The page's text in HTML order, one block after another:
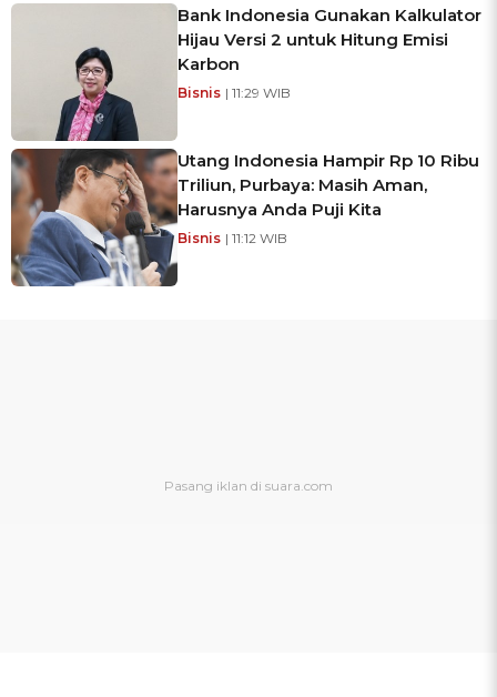
Bank Indonesia Gunakan Kalkulator
Hijau Versi 2 untuk Hitung Emisi
Karbon
Bisnis | 11:29 WIB
Utang Indonesia Hampir Rp 10 Ribu
Triliun, Purbaya: Masih Aman,
Harusnya Anda Puji Kita
Bisnis | 11:12 WIB